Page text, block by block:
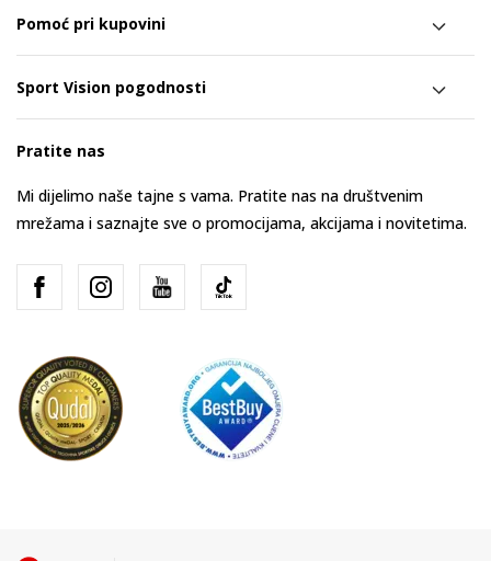
Pomoć pri kupovini
Sport Vision pogodnosti
Pratite nas
Mi dijelimo naše tajne s vama. Pratite nas na društvenim
mrežama i saznajte sve o promocijama, akcijama i novitetima.